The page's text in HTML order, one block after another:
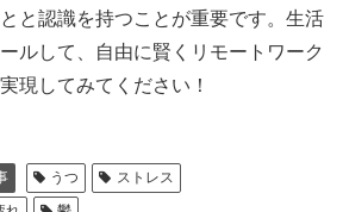
と認識を持つことが重要です。生活
ルして、自由に賢くリモートワーク
現してみてください！
うつ
ストレス